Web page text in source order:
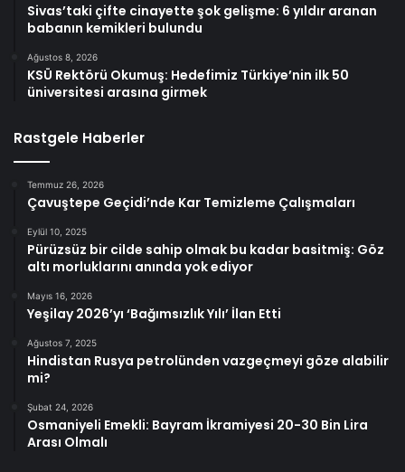
Sivas’taki çifte cinayette şok gelişme: 6 yıldır aranan
babanın kemikleri bulundu
Ağustos 8, 2026
KSÜ Rektörü Okumuş: Hedefimiz Türkiye’nin ilk 50
üniversitesi arasına girmek
Rastgele Haberler
Temmuz 26, 2026
Çavuştepe Geçidi’nde Kar Temizleme Çalışmaları
Eylül 10, 2025
Pürüzsüz bir cilde sahip olmak bu kadar basitmiş: Göz
altı morluklarını anında yok ediyor
Mayıs 16, 2026
Yeşilay 2026’yı ‘Bağımsızlık Yılı’ İlan Etti
Ağustos 7, 2025
Hindistan Rusya petrolünden vazgeçmeyi göze alabilir
mi?
Şubat 24, 2026
Osmaniyeli Emekli: Bayram İkramiyesi 20-30 Bin Lira
Arası Olmalı